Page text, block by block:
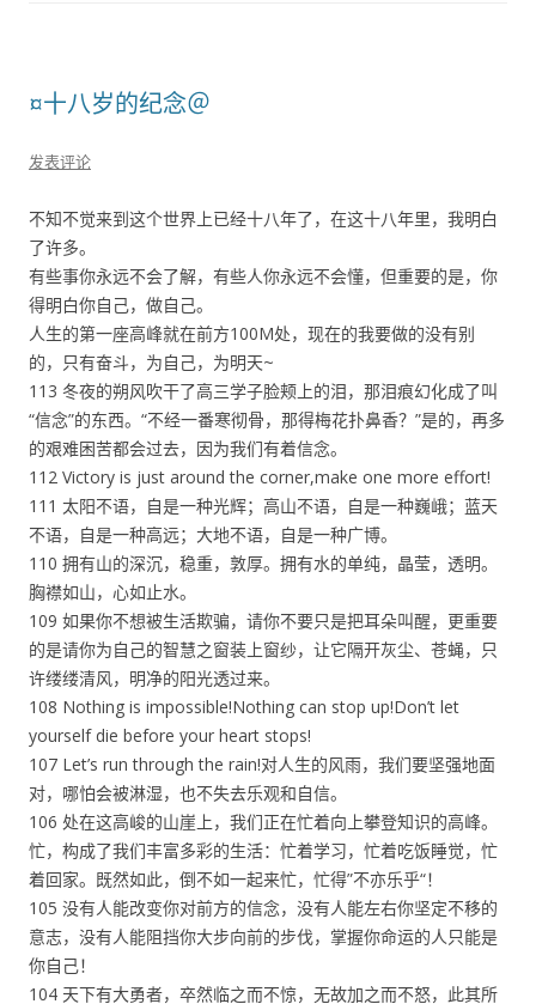
¤十八岁的纪念＠
发表评论
不知不觉来到这个世界上已经十八年了，在这十八年里，我明白
了许多。
有些事你永远不会了解，有些人你永远不会懂，但重要的是，你
得明白你自己，做自己。
人生的第一座高峰就在前方100M处，现在的我要做的没有别
的，只有奋斗，为自己，为明天~
113 冬夜的朔风吹干了高三学子脸颊上的泪，那泪痕幻化成了叫
“信念”的东西。“不经一番寒彻骨，那得梅花扑鼻香？”是的，再多
的艰难困苦都会过去，因为我们有着信念。
112 Victory is just around the corner,make one more effort!
111 太阳不语，自是一种光辉；高山不语，自是一种巍峨；蓝天
不语，自是一种高远；大地不语，自是一种广博。
110 拥有山的深沉，稳重，敦厚。拥有水的单纯，晶莹，透明。
胸襟如山，心如止水。
109 如果你不想被生活欺骗，请你不要只是把耳朵叫醒，更重要
的是请你为自己的智慧之窗装上窗纱，让它隔开灰尘、苍蝇，只
许缕缕清风，明净的阳光透过来。
108 Nothing is impossible!Nothing can stop up!Don’t let
yourself die before your heart stops!
107 Let’s run through the rain!对人生的风雨，我们要坚强地面
对，哪怕会被淋湿，也不失去乐观和自信。
106 处在这高峻的山崖上，我们正在忙着向上攀登知识的高峰。
忙，构成了我们丰富多彩的生活：忙着学习，忙着吃饭睡觉，忙
着回家。既然如此，倒不如一起来忙，忙得”不亦乐乎“！
105 没有人能改变你对前方的信念，没有人能左右你坚定不移的
意志，没有人能阻挡你大步向前的步伐，掌握你命运的人只能是
你自己！
104 天下有大勇者，卒然临之而不惊，无故加之而不怒，此其所